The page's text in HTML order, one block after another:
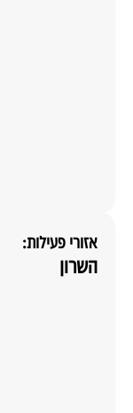
אזורי פעילות:
השרון